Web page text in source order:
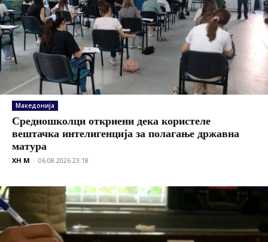
Македонија
Средношколци откриени дека користеле
вештачка интелигенција за полагање државна
матура
XH M - 06.08.2026 23:18